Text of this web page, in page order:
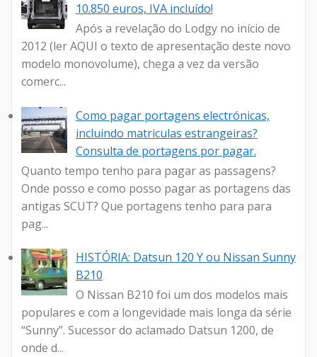
10.850 euros, IVA incluído!
Após a revelação do Lodgy no início de
2012 (ler AQUI o texto de apresentação deste novo
modelo monovolume), chega a vez da versão
comerc...
Como pagar portagens electrónicas,
incluindo matriculas estrangeiras?
Consulta de portagens por pagar.
Quanto tempo tenho para pagar as passagens?
Onde posso e como posso pagar as portagens das
antigas SCUT? Que portagens tenho para para
pag...
HISTÓRIA: Datsun 120 Y ou Nissan Sunny
B210
O Nissan B210 foi um dos modelos mais
populares e com a longevidade mais longa da série
“Sunny”. Sucessor do aclamado Datsun 1200, de
onde d...